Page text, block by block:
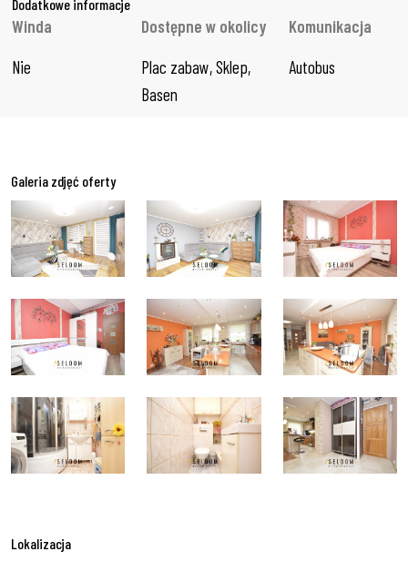
Dodatkowe informacje
Winda
Nie
Dostępne w okolicy
Plac zabaw, Sklep,
Basen
Komunikacja
Autobus
Galeria zdjęć oferty
Lokalizacja